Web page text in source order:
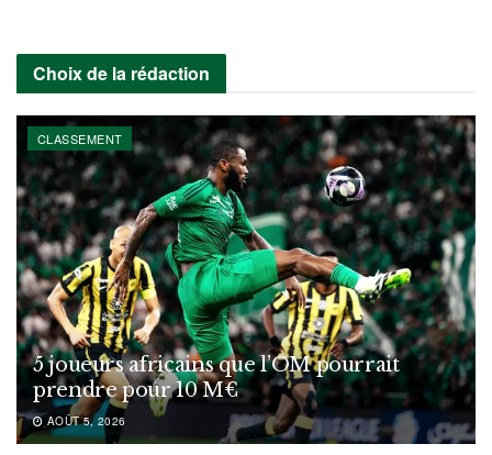
Choix de la rédaction
CLASSEMENT
5 joueurs africains que l’OM pourrait
prendre pour 10 M€
AOÛT 5, 2026